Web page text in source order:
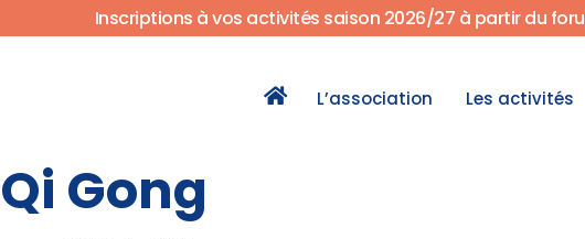
Inscriptions à vos activités saison 2026/27 à partir du
L’association Les activités
Qi Gong
Author
Published
on:
Published
in: